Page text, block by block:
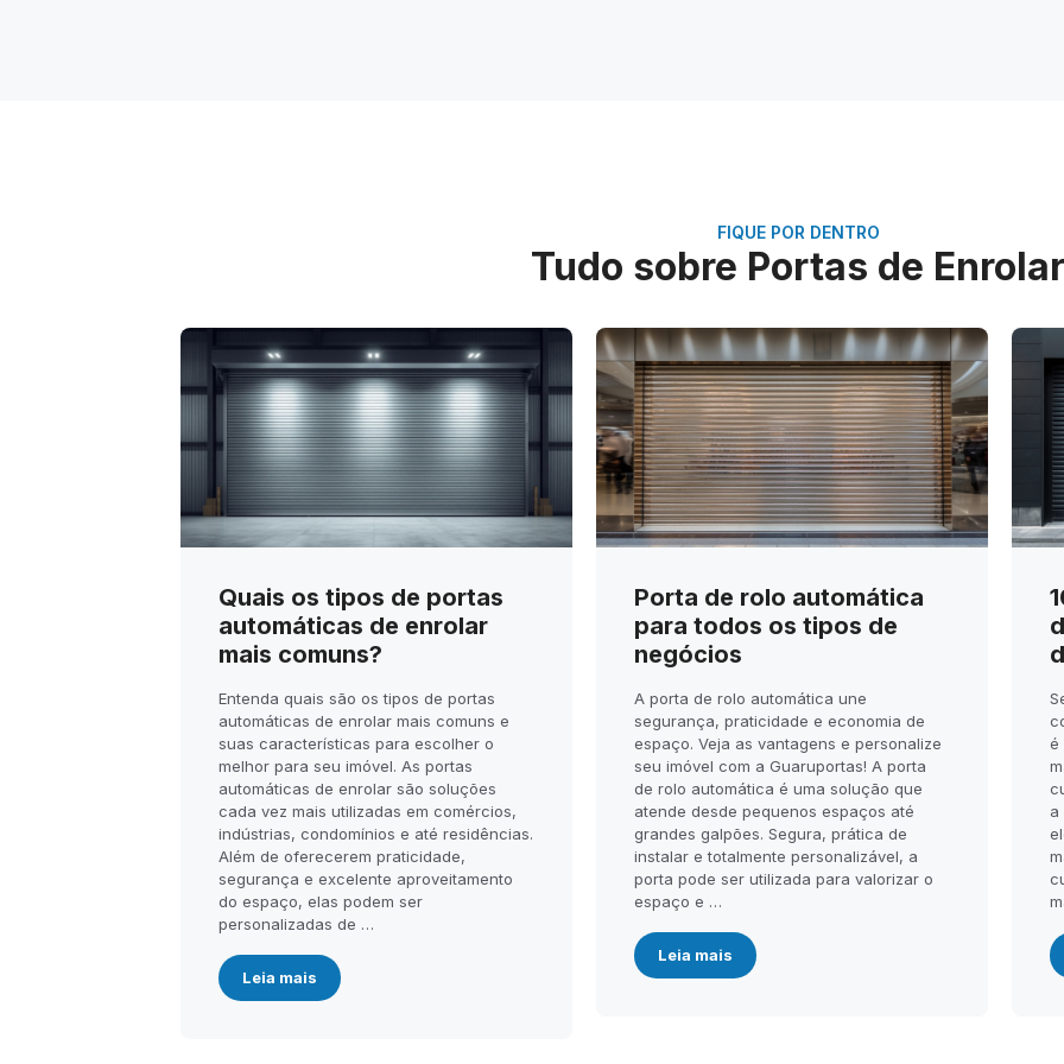
FIQUE POR DENTRO
Tudo sobre Portas de Enrolar
Quais os tipos de portas
automáticas de enrolar
mais comuns?
Entenda quais são os tipos de portas
automáticas de enrolar mais comuns e
suas características para escolher o
melhor para seu imóvel. As portas
automáticas de enrolar são soluções
cada vez mais utilizadas em comércios,
indústrias, condomínios e até residências.
Além de oferecerem praticidade,
segurança e excelente aproveitamento
do espaço, elas podem ser
personalizadas de …
Leia mais
Porta de rolo automática
para todos os tipos de
negócios
A porta de rolo automática une
segurança, praticidade e economia de
espaço. Veja as vantagens e personalize
seu imóvel com a Guaruportas! A porta
de rolo automática é uma solução que
atende desde pequenos espaços até
grandes galpões. Segura, prática de
instalar e totalmente personalizável, a
porta pode ser utilizada para valorizar o
espaço e …
Leia mais
é
a